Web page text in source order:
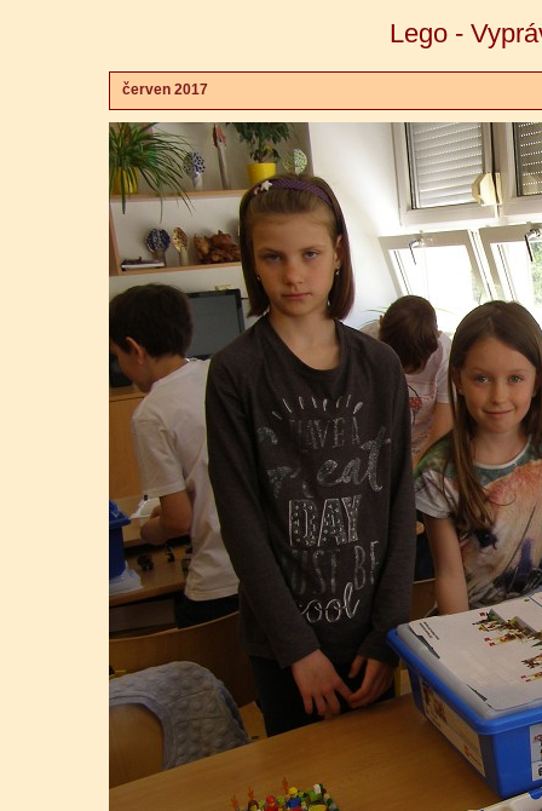
Lego -
červen 2017